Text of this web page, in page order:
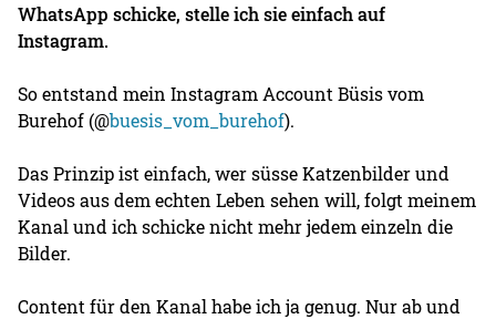
WhatsApp schicke, stelle ich sie einfach auf
Instagram.
So entstand mein Instagram Account Büsis vom
Burehof (@buesis_vom_burehof).
Das Prinzip ist einfach, wer süsse Katzenbilder und
Videos aus dem echten Leben sehen will, folgt meinem
Kanal und ich schicke nicht mehr jedem einzeln die
Bilder.
Content für den Kanal habe ich ja genug. Nur ab und